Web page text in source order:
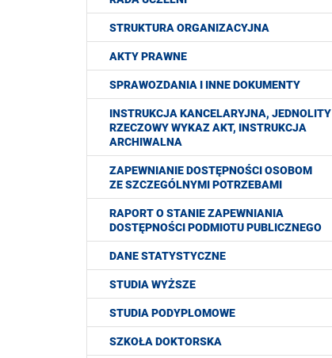
STRUKTURA ORGANIZACYJNA
AKTY PRAWNE
SPRAWOZDANIA I INNE DOKUMENTY
INSTRUKCJA KANCELARYJNA, JEDNOLITY
RZECZOWY WYKAZ AKT, INSTRUKCJA
ARCHIWALNA
ZAPEWNIANIE DOSTĘPNOŚCI OSOBOM
ZE SZCZEGÓLNYMI POTRZEBAMI
RAPORT O STANIE ZAPEWNIANIA
DOSTĘPNOŚCI PODMIOTU PUBLICZNEGO
DANE STATYSTYCZNE
STUDIA WYŻSZE
STUDIA PODYPLOMOWE
SZKOŁA DOKTORSKA